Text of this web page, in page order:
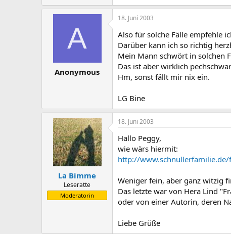
A
Anonymous
18. Juni 2003
Also für solche Fälle empfehle
Darüber kann ich so richtig
Mein Mann schwört in solchen
Das ist aber wirklich
Hm, sonst fällt mir nix ein.
LG Bine
La Bimme
Leseratte
Moderatorin
18. Juni 2003
Hallo Peggy,
wie wärs hiermit:
http://
Weniger fein, aber ganz witzig
Das letzte war von Hera Lind
oder von einer Autorin, deren
Liebe Grüße